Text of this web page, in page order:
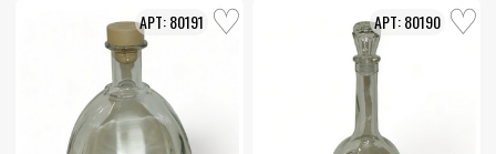
80191 80190